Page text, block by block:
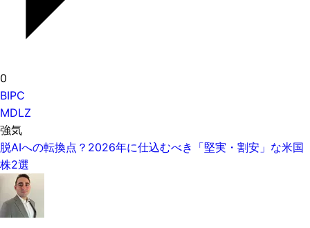
0
BIPC
MDLZ
強気
脱AIへの転換点？2026年に仕込むべき「堅実・割安」な米国
株2選